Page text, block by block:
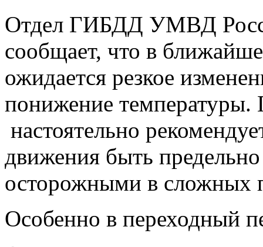
Отдел ГИБДД УМВД
сообщает, что в
ожидается резкое
понижение температуры.
настоятельно
движения быть
осторожными в сложных
Особенно в переходный